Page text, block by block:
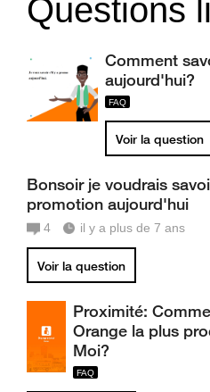
Questions
Comment
aujourd'hui?
Voir la question
Bonsoir je voudrais
promotion aujourd'hui
4 il y a plus de 7 ans
Voir la question
Proximité:
Orange la plus
Moi?